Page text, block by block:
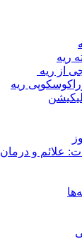
ریه
از ریه
ریه
علائم و درمان